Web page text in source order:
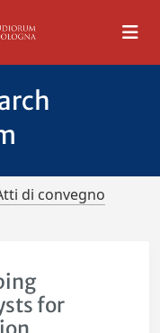
di convegno
for